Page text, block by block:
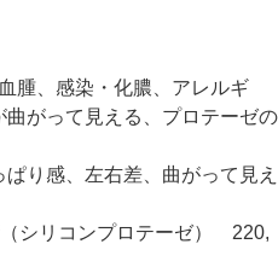
腫、感染・化膿、アレルギ
がって見える、プロテーゼの
り感、左右差、曲がって見え
シリコンプロテーゼ） 220,